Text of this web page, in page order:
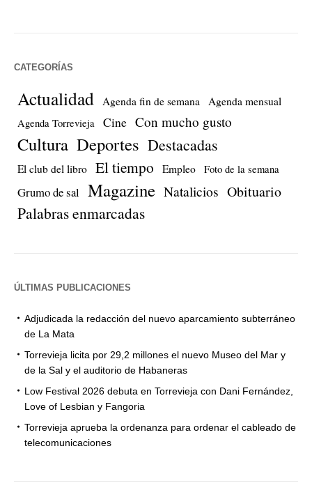
CATEGORÍAS
Actualidad Agenda fin de semana Agenda mensual
Agenda Torrevieja Cine Con mucho gusto
Cultura Deportes Destacadas
El club del libro El tiempo Empleo Foto de la semana
Grumo de sal Magazine Natalicios Obituario
Palabras enmarcadas
ÚLTIMAS PUBLICACIONES
Adjudicada la redacción del nuevo aparcamiento subterráneo
de La Mata
Torrevieja licita por 29,2 millones el nuevo Museo del Mar y
de la Sal y el auditorio de Habaneras
Low Festival 2026 debuta en Torrevieja con Dani Fernández,
Love of Lesbian y Fangoria
Torrevieja aprueba la ordenanza para ordenar el cableado de
telecomunicaciones